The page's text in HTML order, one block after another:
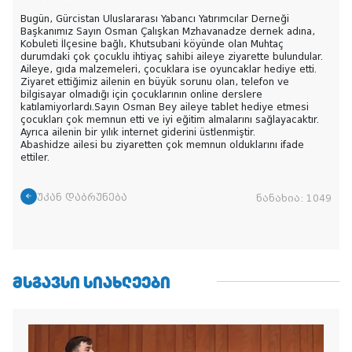
Bugün, Gürcistan Uluslararası Yabancı Yatırımcılar Derneği
Başkanımız Sayın Osman Çalışkan Mzhavanadze dernek adına,
Kobuleti İlçesine bağlı, Khutsubani köyünde olan Muhtaç
durumdaki çok çocuklu ihtiyaç sahibi aileye ziyarette bulundular.
Aileye, gıda malzemeleri, çocuklara ise oyuncaklar hediye etti.
Ziyaret ettiğimiz ailenin en büyük sorunu olan, telefon ve
bilgisayar olmadığı için çocuklarının online derslere
katılamiyorlardı.Sayın Osman Bey aileye tablet hediye etmesi
çocukları çok memnun etti ve iyi eğitim almalarını sağlayacaktır.
Ayrıca ailenin bir yılık internet giderini üstlenmiştir.
Abashidze ailesi bu ziyaretten çok memnun olduklarını ifade
ettiler.
უკან დაბრუნება ნანახია: 1049
ᲛᲡᲒᲐᲕᲡᲘ ᲡᲘᲐᲮᲚᲔᲔᲑᲘ